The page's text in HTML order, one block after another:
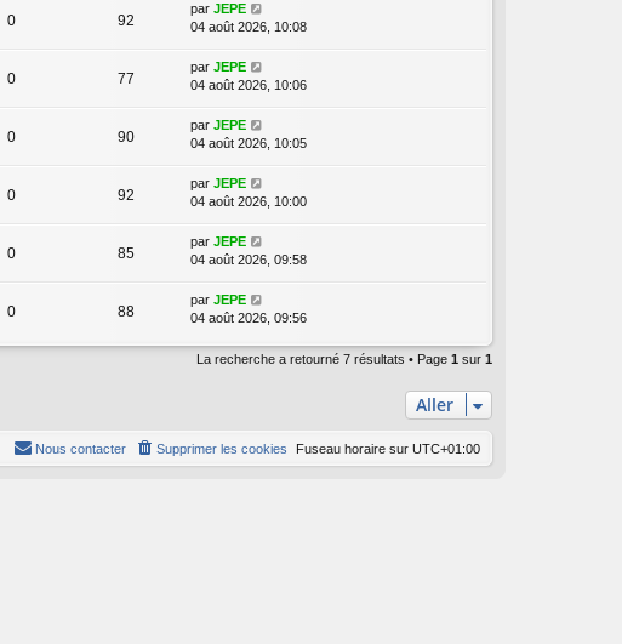
0 92
par JEPE
04 août 2026, 10:08
0 77
par JEPE
04 août 2026, 10:06
0 90
par JEPE
04 août 2026, 10:05
0 92
par JEPE
04 août 2026, 10:00
0 85
par JEPE
04 août 2026, 09:58
0 88
par JEPE
04 août 2026, 09:56
La recherche a retourné 7 résultats • Page 1 sur 1
Aller
Fuseau horaire sur UTC+01:00
Supprimer les cookies
Nous contacter